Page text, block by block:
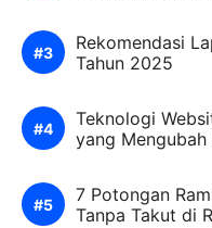
Rekomendasi
Tahun 2025
Teknologi
yang
7 Potongan
Tanpa Takut di